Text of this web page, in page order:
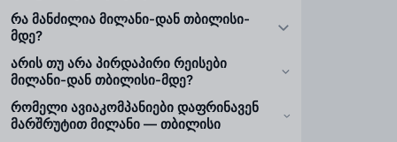
რა მანძილია მილანი-დან თბილისი-
მდე?
არის თუ არა პირდაპირი რეისები
მილანი-დან თბილისი-მდე?
რომელი ავიაკომპანიები დაფრინავენ
მარშრუტით მილანი — თბილისი